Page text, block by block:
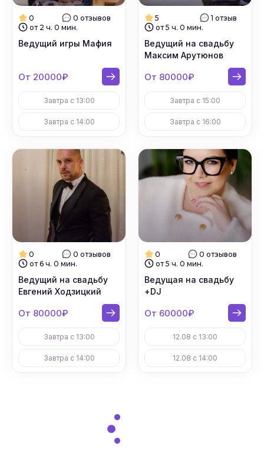
0
0 отзывов
от 2 ч. 0 мин.
Ведущий игры Мафия
От 20000₽
Завтра с 13:00
Завтра с 14:00
5
1 отзыв
от 5 ч. 0 мин.
Ведущий на свадьбу
Максим Арутюнов
От 80000₽
Завтра с 15:00
Завтра с 16:00
0
0 отзывов
от 6 ч. 0 мин.
Ведущий на свадьбу
Евгений Ходзицкий
От 80000₽
Завтра с 13:00
Завтра с 14:00
0
0 отзывов
от 5 ч. 0 мин.
Ведущая на свадьбу
+DJ
От 60000₽
12.08 с 13:00
12.08 с 14:00